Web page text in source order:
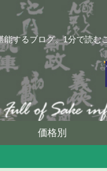
するブログ。1分で読む
価格別